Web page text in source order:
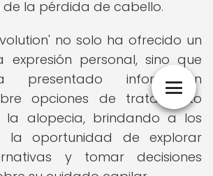
la pérdida de cabello.
no solo ha ofrecido un
personal, sino que
presentado información
opciones de tratamiento
la alopecia, brindando a los
la oportunidad de explorar
y tomar decisiones